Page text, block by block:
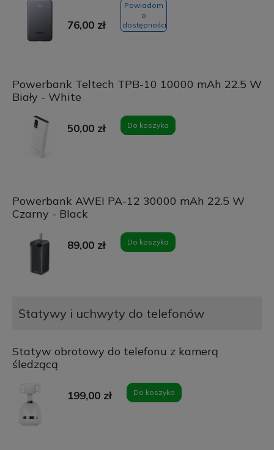
76,00 zł
Powiadom
o
dostępności
Powerbank Teltech TPB-10 10000 mAh 22.5 W
Biały - White
50,00 zł Do koszyka
Powerbank AWEI PA-12 30000 mAh 22.5 W
Czarny - Black
89,00 zł Do koszyka
Statywy i uchwyty do telefonów
Statyw obrotowy do telefonu z kamerą
śledzącą
199,00 zł Do koszyka